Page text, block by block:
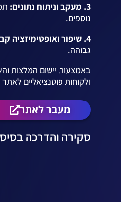
3. מעקב וניתוח נתונים:
נוספים.
4. שיפור ואופטימיזציה קבועים:
גבוהה.
ולקוחות פוטנציאליים
מעבר לאתר
סקירה והדרכה